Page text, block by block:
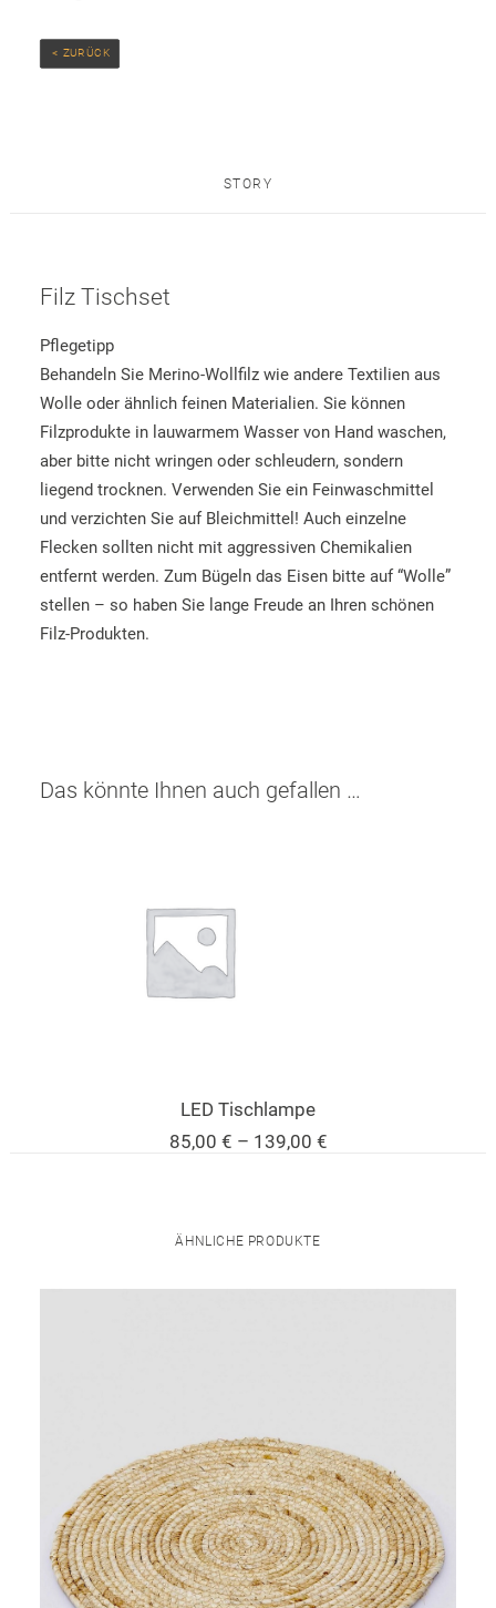
< ZURÜCK
STORY
Filz Tischset
Pflegetipp
Behandeln Sie Merino-Wollfilz wie andere Textilien aus
Wolle oder ähnlich feinen Materialien. Sie können
Filzprodukte in lauwarmem Wasser von Hand waschen,
aber bitte nicht wringen oder schleudern, sondern
liegend trocknen. Verwenden Sie ein Feinwaschmittel
und verzichten Sie auf Bleichmittel! Auch einzelne
Flecken sollten nicht mit aggressiven Chemikalien
entfernt werden. Zum Bügeln das Eisen bitte auf “Wolle”
stellen – so haben Sie lange Freude an Ihren schönen
Filz-Produkten.
Das könnte Ihnen auch gefallen …
LED Tischlampe
85,00 € – 139,00 €Preisspanne:
ÄHNLICHE PRODUKTE